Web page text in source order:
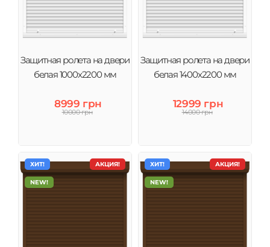
Защитная ролета на двери
белая 1000х2200 мм
8999 грн
10000 грн
Защитная ролета на двери
белая 1400х2200 мм
12999 грн
14000 грн
АКЦИЯ!
ХИТ!
NEW!
АКЦИЯ!
ХИТ!
NEW!